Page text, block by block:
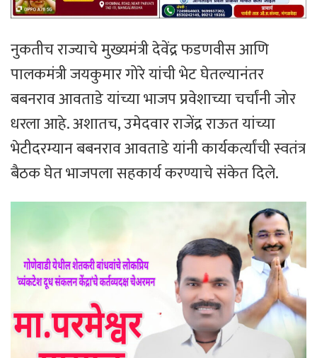
​नुकतीच राज्याचे मुख्यमंत्री देवेंद्र फडणवीस आणि
पालकमंत्री जयकुमार गोरे यांची भेट घेतल्यानंतर
बबनराव आवताडे यांच्या भाजप प्रवेशाच्या चर्चांनी जोर
धरला आहे. अशातच, उमेदवार राजेंद्र राऊत यांच्या
भेटीदरम्यान बबनराव आवताडे यांनी कार्यकर्त्यांची स्वतंत्र
बैठक घेत भाजपला सहकार्य करण्याचे संकेत दिले.